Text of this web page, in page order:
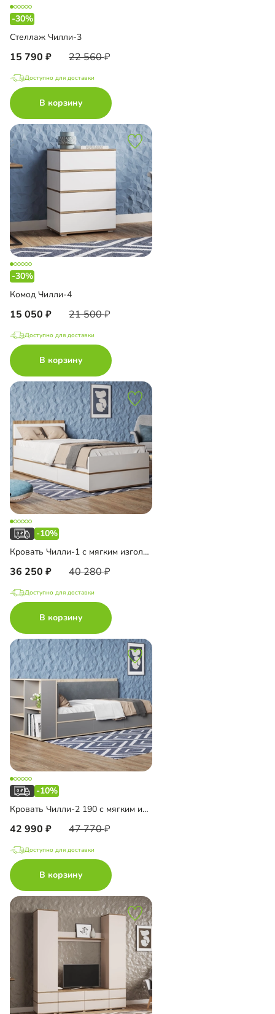
-30%
Стеллаж Чилли-3
15 790 22 560
Доступно для доставки
В корзину
-30%
Комод Чилли-4
15 050 21 500
Доступно для доставки
В корзину
-10%
Кровать Чилли-1 с мягким изголовьем
36 250 40 280
Доступно для доставки
В корзину
-10%
Кровать Чилли-2 190 с мягким изголовьем
42 990 47 770
Доступно для доставки
В корзину